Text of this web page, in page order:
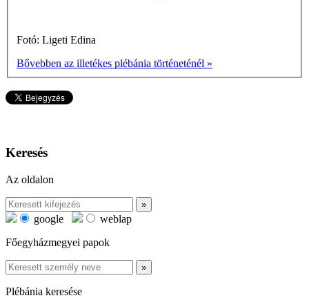
Fotó: Ligeti Edina
Bővebben az illetékes plébánia történeténél »
Keresés
Az oldalon
google
weblap
Főegyházmegyei papok
Plébánia keresése